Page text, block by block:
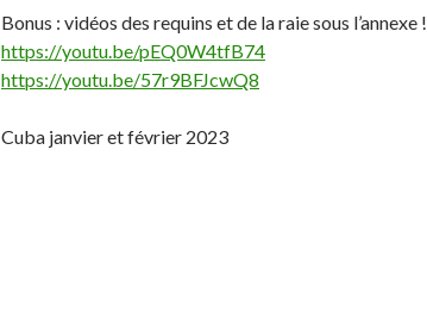
Bonus : vidéos des requins et de la raie sous l’annexe !
https://youtu.be/pEQ0W4tfB74
https://youtu.be/57r9BFJcwQ8
Cuba janvier et février 2023